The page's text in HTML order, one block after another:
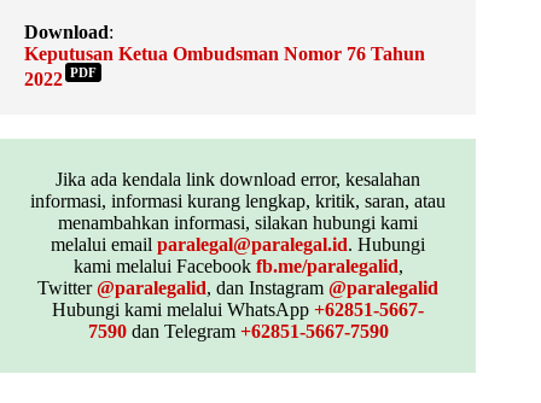
Download:
Keputusan Ketua Ombudsman Nomor 76 Tahun
2022 PDF
Jika ada kendala link download error, kesalahan
informasi, informasi kurang lengkap, kritik, saran, atau
menambahkan informasi, silakan hubungi kami
melalui emailparalegal@paralegal.id. Hubungi
kami melalui Facebook fb.me/paralegalid,
Twitter@paralegalid, dan Instagram@paralegalid
Hubungi kami melalui WhatsApp+62851-5667-
7590dan Telegram +62851-5667-7590